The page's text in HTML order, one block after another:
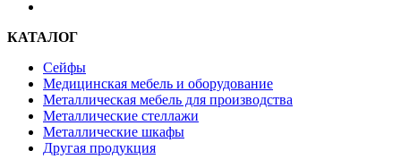
КАТАЛОГ
Сейфы
Медицинская мебель и оборудование
Металлическая мебель для производства
Металлические стеллажи
Металлические шкафы
Другая продукция